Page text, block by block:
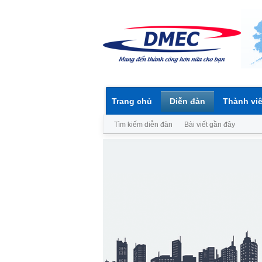
Trang chủ Diễn đàn
Tìm kiếm diễn đàn Bài viết gần đây
Thành